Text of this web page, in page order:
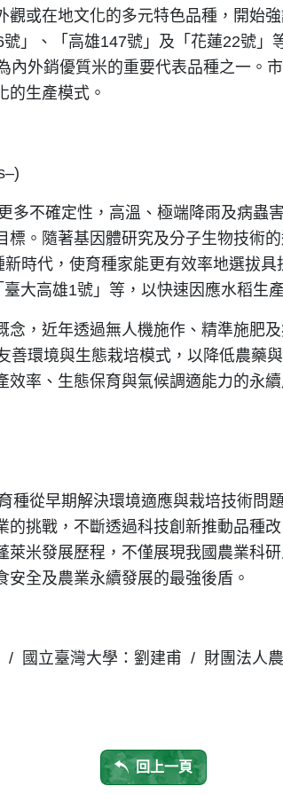
或在地文化的多元特色品種，開始
」、「高雄147號」及「花蓮22號
內外銷優質米的重要代表品種之一。
的生產模式。
多不確定性，高溫、極端降雨及病蟲
。隨著基因體研究及分子生物技術
時代，使育種家能更有效率地選拔
大高雄1號」等，以快速因應水稻生
，近年透過無人機施作、精準施肥
善環境與生態栽培模式，以降低農藥
率、生態保育與氣候調適能力的永續
種從早期解決環境適應與栽培技術問
挑戰，不斷透過科技創新推動品種
米發展歷程，不僅展現我國農業科
全及農業永續發展的最強後盾。
立臺灣大學：劉建甫 / 財團法人農
回上一頁